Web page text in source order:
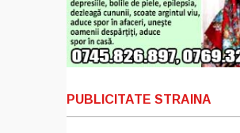
PUBLICITATE STRAINA